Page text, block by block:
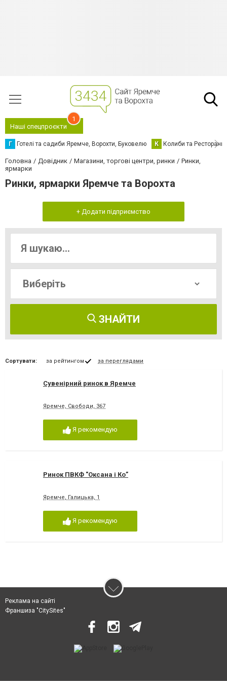
Наші спецпроєкти
1
Г Готелі та садиби Яремче, Ворохти, Буковелю К Колиби та Ресторани
Головна Довідник Магазини, торгові центри, ринки
Ринки,
ярмарки
Ринки, ярмарки Яремче та Ворохта
+ Додати підприємство
ЗНАЙТИ
Сортувати: за рейтингом за переглядами
Сувенірний ринок в Яремче
Яремче, Свободи, 367
Я рекомендую
Ринок ПВКФ "Оксана і Ко”
Яремче, Галицька, 1
Я рекомендую
Реклама на сайті
Франшиза "CitySites"